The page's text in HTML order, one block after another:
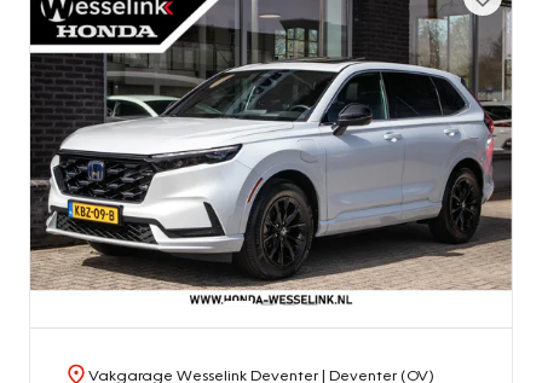
Vakgarage Wesselink Deventer| Deventer (OV)